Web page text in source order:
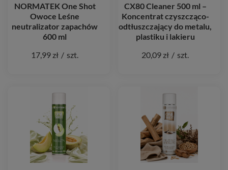
NORMATEK One Shot
Owoce Leśne
neutralizator zapachów
600 ml
17,99 zł / szt.
CX80 Cleaner 500 ml –
Koncentrat czyszcząco-
odtłuszczający do metalu,
plastiku i lakieru
20,09 zł / szt.